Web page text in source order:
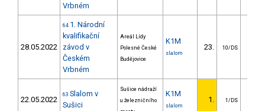
Vrbném
28.05.2022
64 1. Národní
kvalifikační
závod v
Českém
Vrbném
Areál Lídy
Polesné České
Budějovice
K1M
slalom
23. 10/DS
22.05.2022
63 Slalom v
Sušici
Sušice nádraží
u železničního
K1M
slalom
1. 1/DS